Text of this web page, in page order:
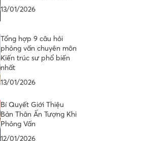
13/01/2026
Tổng hợp 9 câu hỏi
phỏng vấn chuyên môn
Kiến trúc sư phổ biến
nhất
13/01/2026
Bí Quyết Giới Thiệu
Bản Thân Ấn Tượng Khi
Phỏng Vấn
12/01/2026